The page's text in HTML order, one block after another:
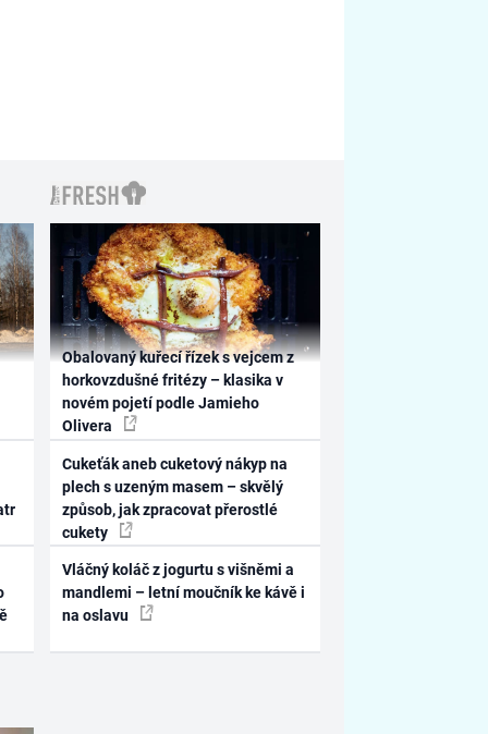
Obalovaný kuřecí řízek s vejcem z
horkovzdušné fritézy – klasika v
novém pojetí podle Jamieho
Olivera
Cukeťák aneb cuketový nákyp na
plech s uzeným masem – skvělý
způsob, jak zpracovat přerostlé
cukety
Vláčný koláč z jogurtu s višněmi a
mandlemi – letní moučník ke kávě i
na oslavu